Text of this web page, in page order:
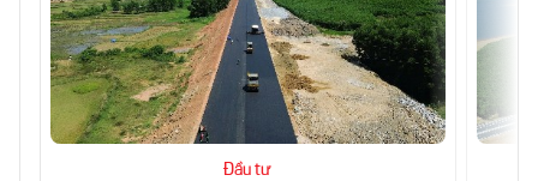
Đầu tư